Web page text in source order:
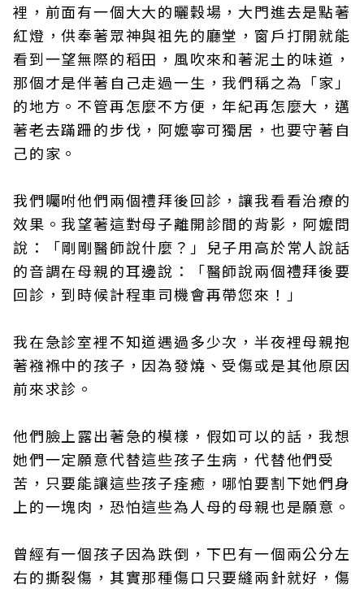
裡，前面有一個大大的曬穀場，大門進去是點著
紅燈，供奉著眾神與祖先的廳堂，窗戶打開就能
看到一望無際的稻田，風吹來和著泥土的味道，
那個才是伴著自己走過一生，我們稱之為「家」
的地方。不管再怎麼不方便，年紀再怎麼大，邁
著老去蹣跚的步伐，阿嬤寧可獨居，也要守著自
己的家。
我們囑咐他們兩個禮拜後回診，讓我看看治療的
效果。我望著這對母子離開診間的背影，阿嬤問
說：「剛剛醫師說什麼？」兒子用高於常人說話
的音調在母親的耳邊說：「醫師說兩個禮拜後要
回診，到時候計程車司機會再帶您來！」
我在急診室裡不知道遇過多少次，半夜裡母親抱
著襁褓中的孩子，因為發燒、受傷或是其他原因
前來求診。
他們臉上露出著急的模樣，假如可以的話，我想
她們一定願意代替這些孩子生病，代替他們受
苦，只要能讓這些孩子痊癒，哪怕要割下她們身
上的一塊肉，恐怕這些為人母的母親也是願意。
曾經有一個孩子因為跌倒，下巴有一個兩公分左
右的撕裂傷，其實那種傷口只要縫兩針就好，傷